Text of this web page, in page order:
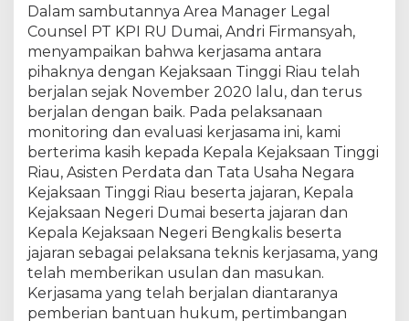
n
E
v
a
l
u
a
s
d
e
n
g
a
n
P
T
Dalam sambutannya Area Manager Legal
Counsel PT KPI RU Dumai, Andri Firmansyah,
menyampaikan bahwa kerjasama antara
pihaknya dengan Kejaksaan Tinggi Riau telah
berjalan sejak November 2020 lalu, dan terus
berjalan dengan baik. Pada pelaksanaan
monitoring dan evaluasi kerjasama ini, kami
berterima kasih kepada Kepala Kejaksaan Tinggi
Riau, Asisten Perdata dan Tata Usaha Negara
Kejaksaan Tinggi Riau beserta jajaran, Kepala
Kejaksaan Negeri Dumai beserta jajaran dan
Kepala Kejaksaan Negeri Bengkalis beserta
jajaran sebagai pelaksana teknis kerjasama, yang
telah memberikan usulan dan masukan.
Kerjasama yang telah berjalan diantaranya
pemberian bantuan hukum, pertimbangan